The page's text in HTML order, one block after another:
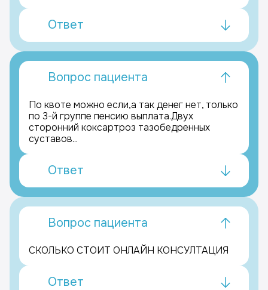
Ответ
Вопрос пациента
По квоте можно если,а так денег нет, только
по 3-й группе пенсию выплата.Двух
сторонний коксартроз тазобедренных
суставов...
Ответ
Вопрос пациента
СКОЛЬКО СТОИТ ОНЛАЙН КОНСУЛТАЦИЯ
Ответ